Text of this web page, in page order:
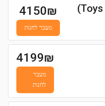
4150₪
מעבר לחנות
4199₪
מעבר
לחנות